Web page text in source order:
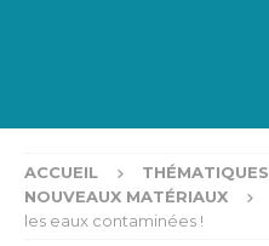
ACCUEIL THÉMATIQUES
NOUVEAUX MATÉRIAUX
les eaux contaminées !